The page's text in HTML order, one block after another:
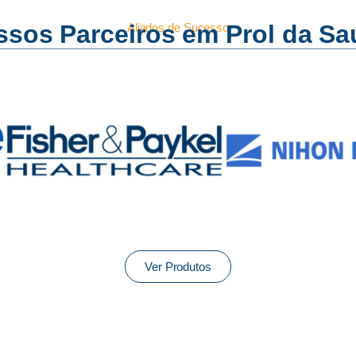
Aliados de Sucesso
Parceiros em Prol da
Ver Produtos